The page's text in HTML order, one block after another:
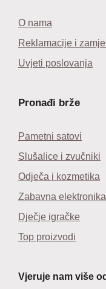
O nama
Reklamacije i
Uvjeti poslovanja
Pronađi brže
Pametni satovi
Slušalice i zvučniki
Odječa i kozmetika
Zabavna elektronika
Dječje igračke
Top proizvodi
Vjeruje nam više